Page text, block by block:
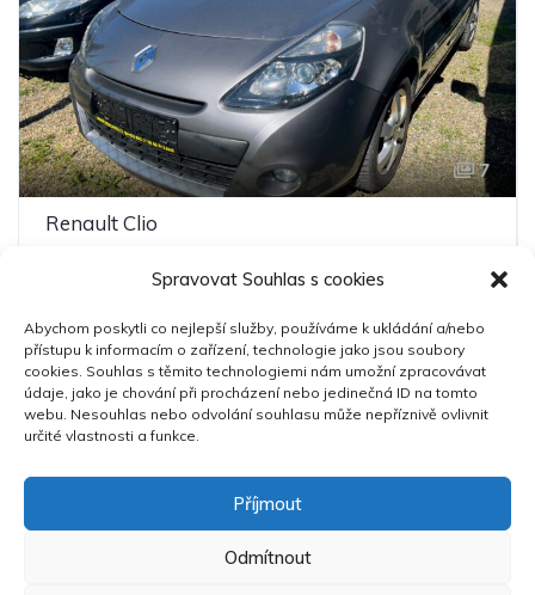
Spravovat Souhlas s cookies
Abychom poskytli co nejlepší služby, používáme k ukládání a/nebo
přístupu k informacím o zařízení, technologie jako jsou soubory
cookies. Souhlas s těmito technologiemi nám umožní zpracovávat
údaje, jako je chování při procházení nebo jedinečná ID na tomto
webu. Nesouhlas nebo odvolání souhlasu může nepříznivě ovlivnit
určité vlastnosti a funkce.
Příjmout
Odmítnout
7
Renault Clio
2009 143,000 km Manuální
Benzín
Pohon předních kol